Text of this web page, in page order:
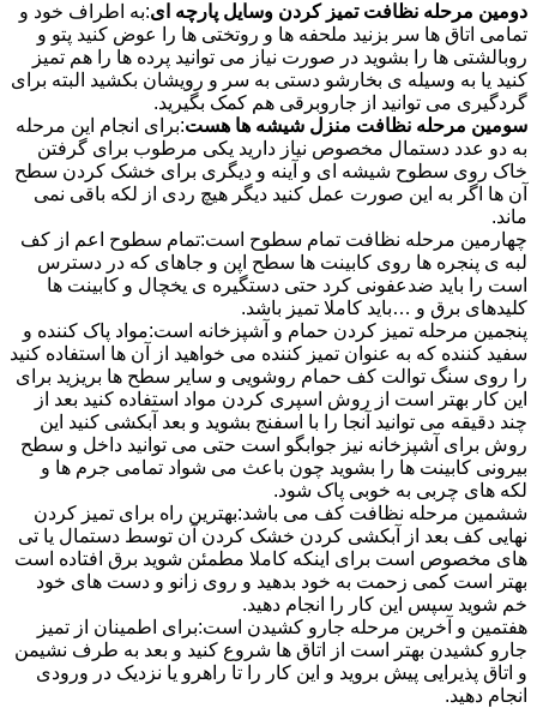
دومین مرحله نظافت تمیز کردن وسایل پارچه ای:به اطراف خود و
تمامی اتاق ها سر بزنید ملحفه ها و روتختی ها را عوض کنید پتو و
روبالشتی ها را بشوید در صورت نیاز می توانید پرده ها را هم تمیز
کنید یا به وسیله ی بخارشو دستی به سر و رویشان بکشید البته برای
گردگیری می توانید از جاروبرقی هم کمک بگیرید.
سومین مرحله نظافت منزل شیشه ها هست:برای انجام این مرحله
به دو عدد دستمال مخصوص نیاز دارید یکی مرطوب برای گرفتن
خاک روی سطوح شیشه ای و آینه و دیگری برای خشک کردن سطح
آن ها اگر به این صورت عمل کنید دیگر هیچ ردی از لکه باقی نمی
ماند.
چهارمین مرحله نظافت تمام سطوح است:تمام سطوح اعم از کف
لبه ی پنجره ها روی کابینت ها سطح اپن و جاهای که در دسترس
است را باید ضدعفونی کرد حتی دستگیره ی یخچال و کابینت ها
کلیدهای برق و …باید کاملا تمیز باشد.
پنجمین مرحله تمیز کردن حمام و آشپزخانه است:مواد پاک کننده و
سفید کننده که به عنوان تمیز کننده می خواهید از آن ها استفاده کنید
را روی سنگ توالت کف حمام روشویی و سایر سطح ها بریزید برای
این کار بهتر است از روش اسپری کردن مواد استفاده کنید بعد از
چند دقیقه می توانید آنجا را با اسفنج بشوید و بعد آبکشی کنید این
روش برای آشپزخانه نیز جوابگو است حتی می توانید داخل و سطح
بیرونی کابینت ها را بشوید چون باعث می شواد تمامی جرم ها و
لکه های چربی به خوبی پاک شود.
ششمین مرحله نظافت کف می باشد:بهترین راه برای تمیز کردن
نهایی کف بعد از آبکشی کردن خشک کردن آن توسط دستمال یا تی
های مخصوص است برای اینکه کاملا مطمئن شوید برق افتاده است
بهتر است کمی زحمت به خود بدهید و روی زانو و دست های خود
خم شوید سپس این کار را انجام دهید.
هفتمین و آخرین مرحله جارو کشیدن است:برای اطمینان از تمیز
جارو کشیدن بهتر است از اتاق ها شروع کنید و بعد به طرف نشیمن
و اتاق پذیرایی پیش بروید و این کار را تا راهرو یا نزدیک در ورودی
انجام دهید.